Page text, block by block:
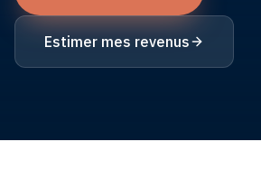
Estimer mes revenus